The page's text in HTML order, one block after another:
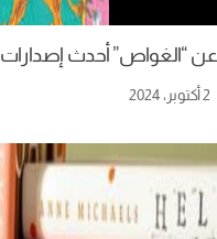
“الغواص” أحدث إصدارات 2024
2 أكتوبر، 2024